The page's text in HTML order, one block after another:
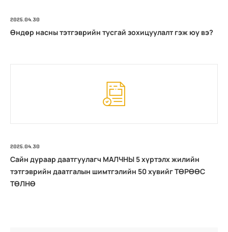
2025.04.30
Өндөр насны тэтгэврийн тусгай зохицуулалт гэж юу вэ?
2025.04.30
Сайн дураар даатгуулагч МАЛЧНЫ 5 хүртэлх жилийн
тэтгэврийн даатгалын шимтгэлийн 50 хувийг ТӨРӨӨС
ТӨЛНӨ